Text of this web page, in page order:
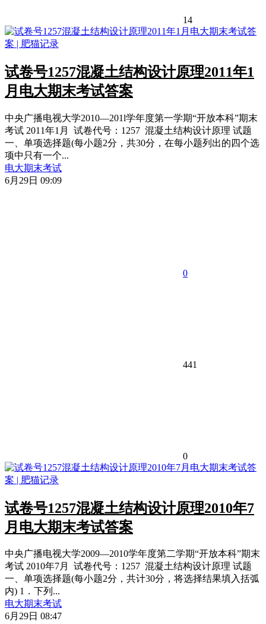
14
试卷号1257混凝土结构设计原理2011年1
月电大期末考试答案
中央广播电视大学2010—201l学年度第一学期“开放本科”期末
考试 2011年1月 试卷代号：1257 混凝土结构设计原理 试题
一、单项选择题(每小题2分，共30分，在每小题列出的四个选
项中只有一个...
电大期末考试
6月29日 09:09
0
441
0
试卷号1257混凝土结构设计原理2010年7
月电大期末考试答案
中央广播电视大学2009—2010学年度第二学期“开放本科”期末
考试 2010年7月 试卷代号：1257 混凝土结构设计原理 试题
一、单项选择题(每小题2分，共计30分，将选择结果填入括弧
内) 1．下列...
电大期末考试
6月29日 08:47